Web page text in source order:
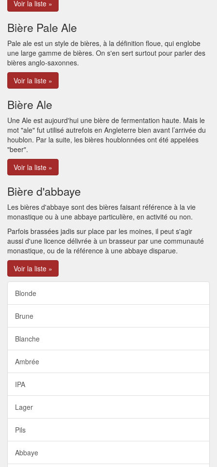
Voir la liste »
Bière Pale Ale
Pale ale est un style de bières, à la définition floue, qui englobe
une large gamme de bières. On s'en sert surtout pour parler des
bières anglo-saxonnes.
Voir la liste »
Bière Ale
Une Ale est aujourd'hui une bière de fermentation haute. Mais le
mot "ale" fut utilisé autrefois en Angleterre bien avant l’arrivée du
houblon. Par la suite, les bières houblonnées ont été appelées
"beer".
Voir la liste »
Bière d'abbaye
Les bières d'abbaye sont des bières faisant référence à la vie
monastique ou à une abbaye particulière, en activité ou non.
Parfois brassées jadis sur place par les moines, il peut s'agir
aussi d'une licence délivrée à un brasseur par une communauté
monastique, ou de la référence à une abbaye disparue.
Voir la liste »
Blonde
Brune
Blanche
Ambrée
IPA
Lager
Pils
Abbaye